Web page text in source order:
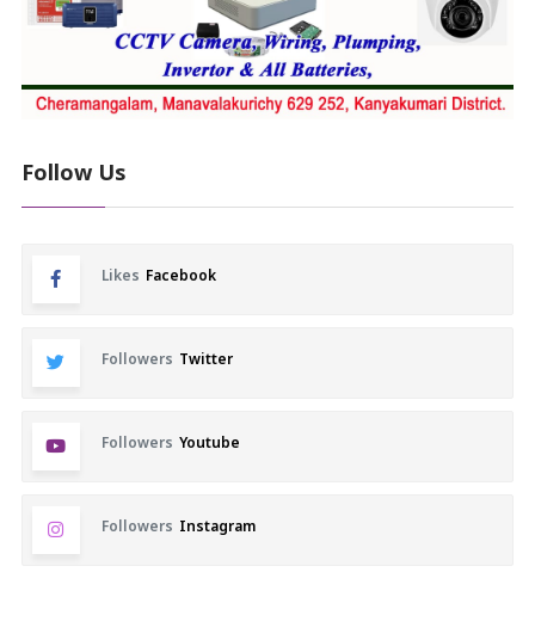
Follow Us
Likes Facebook
Followers Twitter
Followers Youtube
Followers Instagram